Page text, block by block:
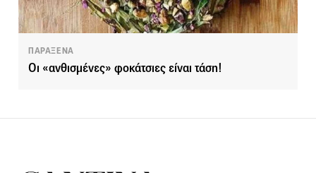
ΠΑΡΑΞΕΝΑ
Οι «ανθισμένες» φοκάτσιες είναι τάση!